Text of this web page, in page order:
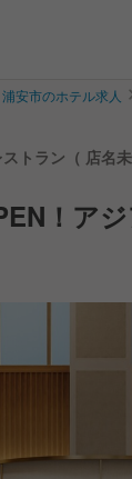
浦安市のホテル求人
トラン（ 店名
！ア